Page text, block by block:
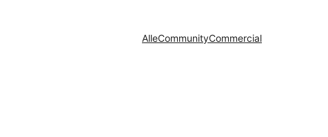
AlleCommunityCommercial